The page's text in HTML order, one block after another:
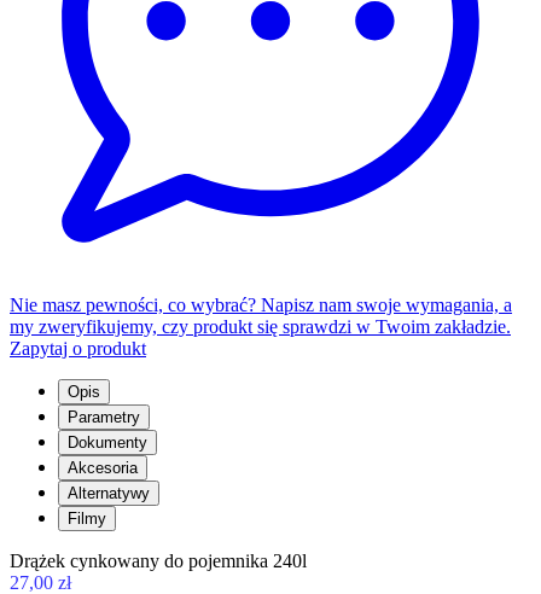
Nie masz pewności, co wybrać? Napisz nam swoje wymagania, a
my zweryfikujemy, czy produkt się sprawdzi w Twoim zakładzie.
Zapytaj o produkt
Opis
Parametry
Dokumenty
Akcesoria
Alternatywy
Filmy
Drążek cynkowany do pojemnika 240l
27,00 zł